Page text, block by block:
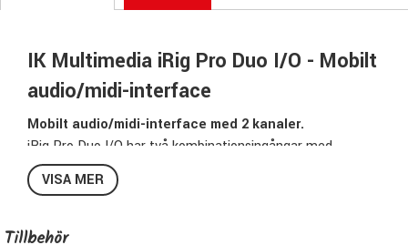
IK Multimedia iRig Pro Duo I/O - Mobilt
audio/midi-interface
Mobilt audio/midi-interface med 2 kanaler.
iRig Pro Duo I/O har två kombinationsingångar med
6,3mm/XLR-kontakt för instrument eller mikrofon, Klass A-
preamps av toppkvalité och +48V fantommatning. Den har
den som ett MIDI-interface.
VISA MER
Tillbehör